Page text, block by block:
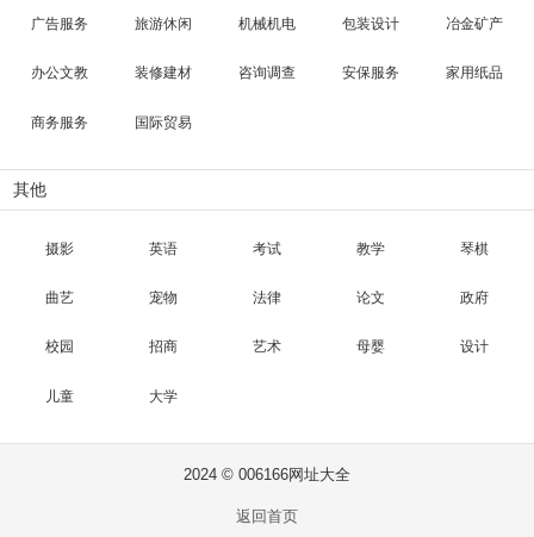
广告服务 旅游休闲 机械机电 包装设计 冶金矿产
办公文教 装修建材 咨询调查 安保服务 家用纸品
商务服务 国际贸易
其他
摄影 英语 考试 教学 琴棋
曲艺 宠物 法律 论文 政府
校园 招商 艺术 母婴 设计
儿童 大学
2024 © 006166网址大全
返回首页